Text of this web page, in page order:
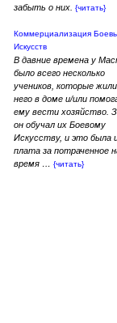
забыть о них. {читать}
Коммерциализация
Искусств
В давние времена у
было всего несколько
учеников, которые
него в доме и/или
ему вести хозяйство.
он обучал их Боевому
Искусству, и это была
плата за потраченное
время … {читать}